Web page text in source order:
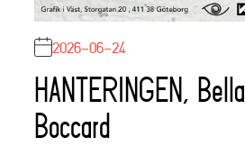
2026-06-24
HANTERINGEN, Bella
Boccard